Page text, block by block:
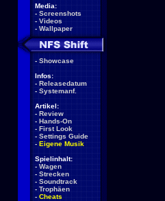
Media:
- Screenshots
- Videos
- Wallpaper
- Showcase
Infos:
- Releasedatum
- Systemanf.
Artikel:
- Review
- Hands-On
- First Look
- Settings Guide
- Eigene Musik
Spielinhalt:
- Wagen
- Strecken
- Soundtrack
- Trophäen
- Cheats